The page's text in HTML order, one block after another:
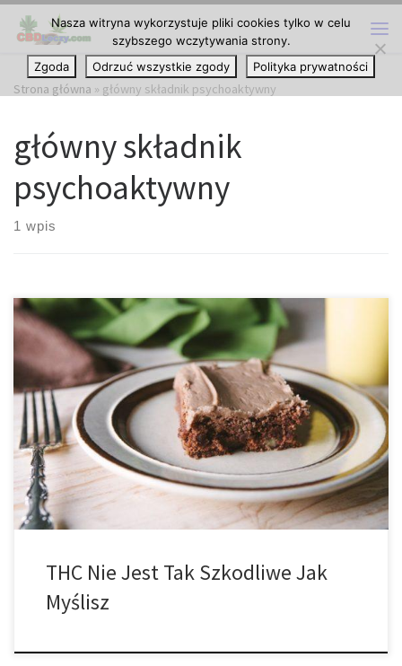
Przejdź do treści
Strona główna » główny składnik psychoaktywny
główny składnik
psychoaktywny
1 wpis
Skrót THC, który oznacza delta-9-tetrahydrokannabinol lub Δ-9-
tetrahydrokannabinol (Δ-9-THC), to cząsteczka kannabinoidowa
pochodząca z marihuany (cannabis), która od dawna jest
uznawana za główny składnik psychoaktywny rośliny – czyli
substancję, która powoduje, że użytkownicy doświadczają
popularnego dla marihuany haju. THC jest tylko jedną z ponad 400
różnych substancji aktywnych – i 60 […]
THC Nie Jest Tak Szkodliwe Jak
Myślisz
Nasza witryna wykorzystuje pliki cookies tylko w celu
szybszego wczytywania strony.
Zgoda
Odrzuć wszystkie zgody Polityka prywatności